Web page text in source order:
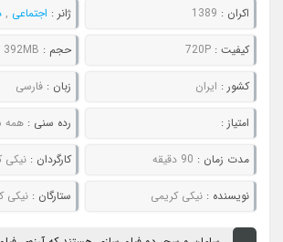
اکران : 1389 ژانر : اجتماعی ,
کیفیت :720P حجم : 392MB
کشور : ایران زبان : فارسی
امتیاز : رده سنی : همه
مدت زمان : 90 دقیقه کارگردان : نیکی
نویسنده :نیکی کریمی ستارگان : نیکی